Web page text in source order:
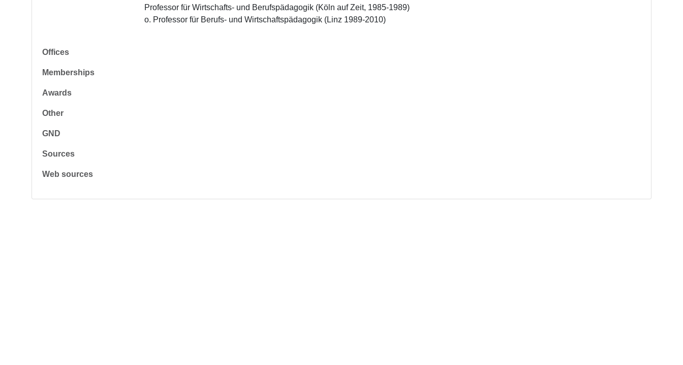
Professor für Wirtschafts- und Berufspädagogik (Köln auf Zeit, 1985-1989)
o. Professor für Berufs- und Wirtschaftspädagogik (Linz 1989-2010)
Offices
Memberships
Awards
Other
GND
Sources
Web sources